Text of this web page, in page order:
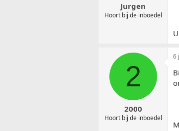
Jurgen
Hoort bij de inboedel
2
2000
Hoort bij de inboedel
6